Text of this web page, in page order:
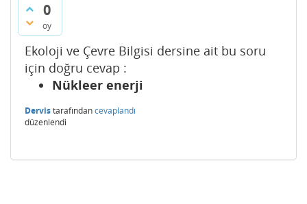
0
oy
Ekoloji ve Çevre Bilgisi dersine ait bu soru
için doğru cevap :
Nükleer enerji
Dervistarafındancevaplandı
düzenlendi